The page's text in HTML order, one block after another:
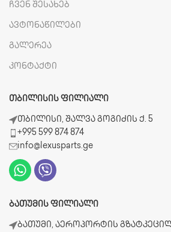
ჩვენ შესახებ
ავტონაწილები
გალერეა
კონტაქტი
ᲗᲑᲘᲚᲘᲡᲘᲡ ᲤᲘᲚᲘᲐᲚᲘ
თბილისი, შალვა გოგიძის ქ. 5
+995 599 874 874
info@lexusparts.ge
ᲑᲐᲗᲣᲛᲘᲡ ᲤᲘᲚᲘᲐᲚᲘ
ბათუმი, აეროპორტის